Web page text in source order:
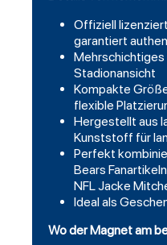
Offiziell
garantiert
Stadionansicht
Kompakte
flexible
Hergestellt aus
Kunststoff für
Perfekt
Bears
NFL Jacke
Ideal als
Wo der Magnet am